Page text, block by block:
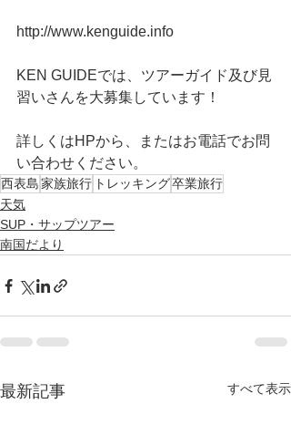
http://www.kenguide.info
KEN GUIDEでは、ツアーガイド及び見
習いさんを大募集しています！
詳しくはHPから、またはお電話でお問
い合わせください。
西表島家族旅行 トレッキング卒業旅行
天気
SUP・サップツアー
南国だより
最新記事 すべて表示